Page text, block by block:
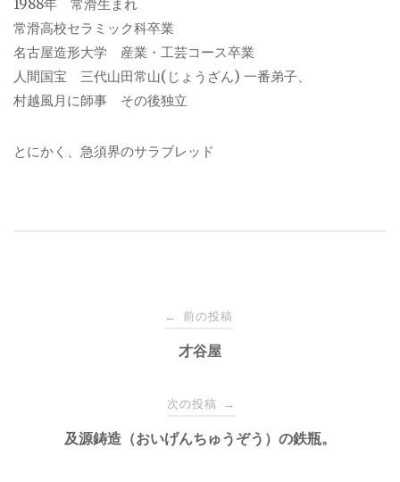
1988年 常滑生まれ
常滑高校セラミック科卒業
名古屋造形大学 産業・工芸コース卒業
人間国宝 三代山田常山(じょうざん) 一番弟子、
村越風月に師事 その後独立
とにかく、急須界のサラブレッド
← 前の投稿
才谷屋
次の投稿 →
及源鋳造（おいげんちゅうぞう）の鉄瓶。